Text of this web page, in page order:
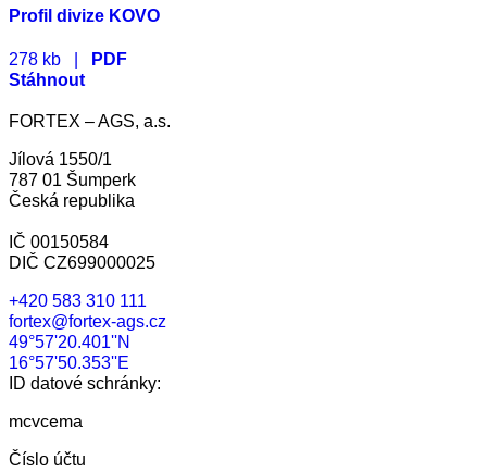
Profil divize KOVO
278 kb |
PDF
Stáhnout
FORTEX – AGS, a.s.
Jílová 1550/1
787 01 Šumperk
Česká republika
IČ 00150584
DIČ CZ699000025
+420 583 310 111
fortex@fortex-ags.cz
49°57'20.401''N
16°57'50.353''E
ID datové schránky:
mcvcema
Číslo účtu